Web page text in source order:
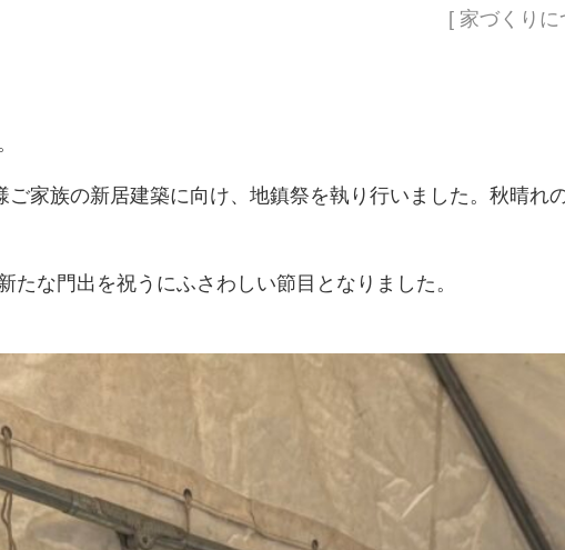
[ 家づくりに
ご家族の新居建築に向け、地鎮祭を執り行いました。秋晴れ
たな門出を祝うにふさわしい節目となりました。